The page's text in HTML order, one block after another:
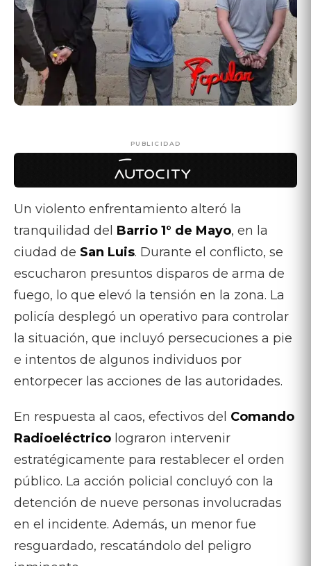
PUBLICIDAD
Un violento enfrentamiento alteró la
tranquilidad del Barrio 1° de Mayo, en la
ciudad de San Luis. Durante el conflicto, se
escucharon presuntos disparos de arma de
fuego, lo que elevó la tensión en la zona. La
policía desplegó un operativo para controlar
la situación, que incluyó persecuciones a pie
e intentos de algunos individuos por
entorpecer las acciones de las autoridades.
En respuesta al caos, efectivos del Comando
Radioeléctrico lograron intervenir
estratégicamente para restablecer el orden
público. La acción policial concluyó con la
detención de nueve personas involucradas
en el incidente. Además, un menor fue
resguardado, rescatándolo del peligro